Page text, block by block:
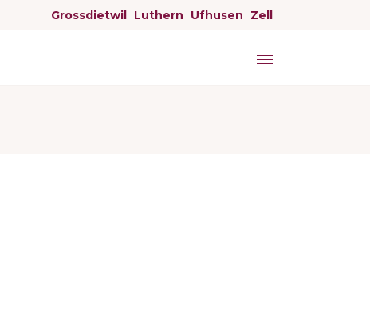
Grossdietwil Luthern Ufhusen Zell